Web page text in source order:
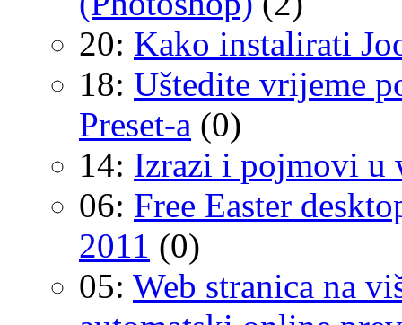
20: Kako instalirati
18: Uštedite vrijeme
Preset-a (0)
14: Izrazi i pojmovi u
06: Free Easter
2011 (0)
05: Web stranica na